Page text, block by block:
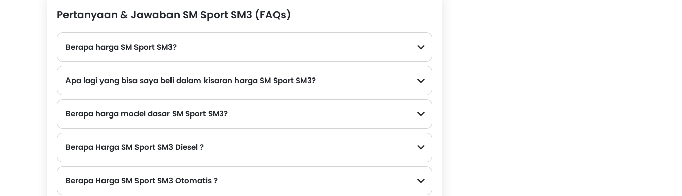
Pertanyaan & Jawaban SM Sport SM3 (FAQs)
Berapa harga SM Sport SM3?
Apa lagi yang bisa saya beli dalam kisaran harga SM Sport SM3?
Berapa harga model dasar SM Sport SM3?
Berapa Harga SM Sport SM3 Diesel ?
Berapa Harga SM Sport SM3 Otomatis ?